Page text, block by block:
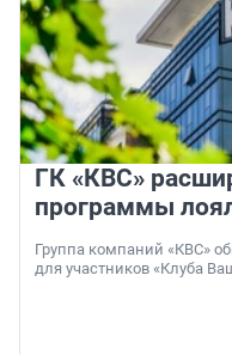
ГК «КВС»
программы
Группа компаний «КВС»
для участников «Клуба